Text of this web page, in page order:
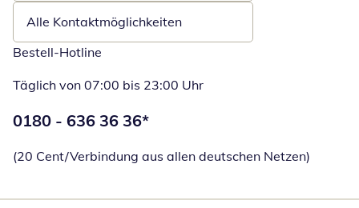
Alle Kontaktmöglichkeiten
Bestell-Hotline
Täglich von 07:00 bis 23:00 Uhr
Telefonnummer:
0180 - 636 36 36*
(20 Cent/Verbindung aus allen deutschen Netzen)